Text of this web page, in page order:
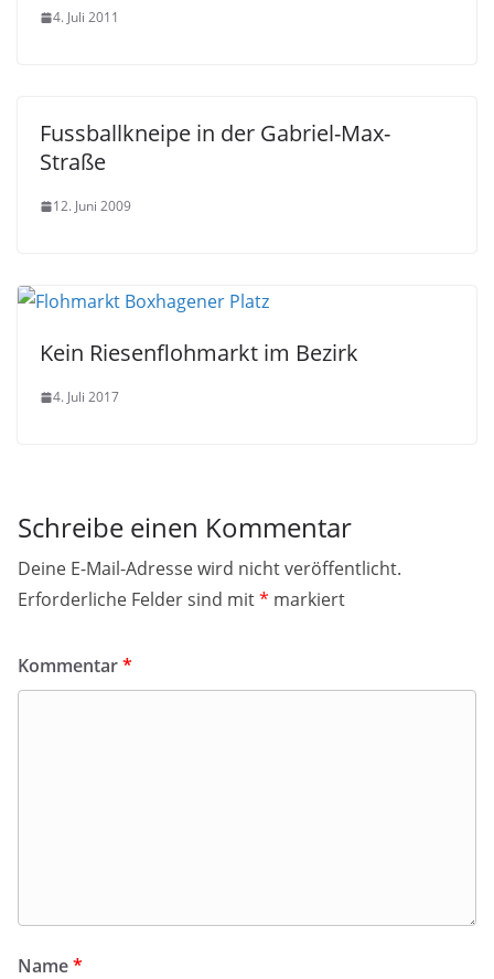
4. Juli 2011
Fussballkneipe in der Gabriel-Max-
Straße
12. Juni 2009
Kein Riesenflohmarkt im Bezirk
4. Juli 2017
Schreibe einen Kommentar
Deine E-Mail-Adresse wird nicht veröffentlicht.
Erforderliche Felder sind mit* markiert
Kommentar*
Name*